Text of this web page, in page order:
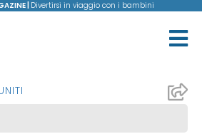
| Divertirsi in viaggio con i bambini